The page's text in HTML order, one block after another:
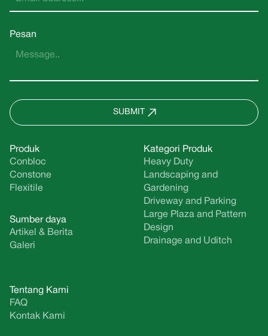
Pesan
SUBMIT
Produk
Conbloc
Constone
Flexitile
Tentang Kami
FAQ
Kontak Kami
Kategori Produk
Heavy Duty
Landscaping and
Gardening
Driveway and Parking
Large Plaza and Pattern
Design
Drainage and Uditch
Sumber daya
Artikel & Berita
Galeri